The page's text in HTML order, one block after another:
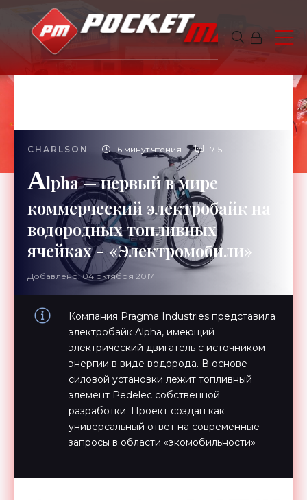
CHARLSON 6 минут чтения 715
Alpha — первый в мире
коммерческий электробайк на
водородных топливных
ячейках - «Электромобили»
Добавлено: 04 октября 2017
Компания Pragma Industries представила
электробайк Alpha, имеющий
электрический двигатель с источником
энергии в виде водорода. В основе
силовой установки лежит топливный
элемент Pedelec собственной
разработки. Проект создан как
универсальный ответ на современные
запросы в области «экомобильности»